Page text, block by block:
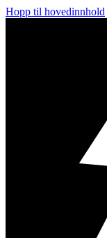
Hopp til hovedinnhold